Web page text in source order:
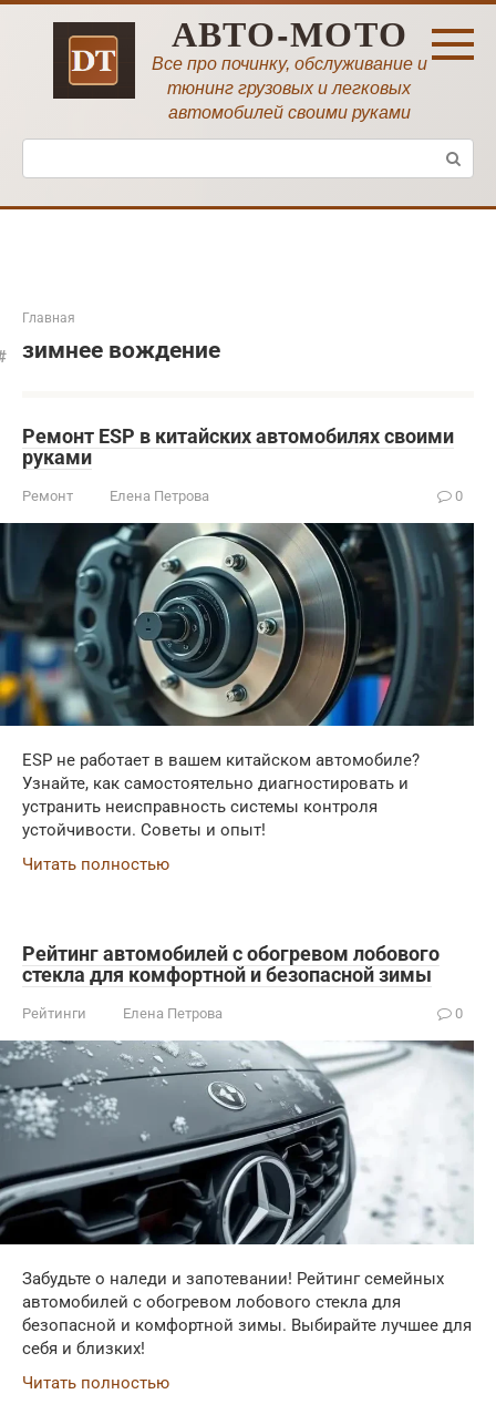
Перейти
АВТО-МОТО
Все про починку, обслуживание и
тюнинг грузовых и легковых
автомобилей своими руками
Поиск:
Главная
зимнее вождение
Ремонт ESP в китайских автомобилях своими
руками
Ремонт Елена Петрова 0
ESP не работает в вашем китайском автомобиле?
Узнайте, как самостоятельно диагностировать и
устранить неисправность системы контроля
устойчивости. Советы и опыт!
Читать полностью
Рейтинг автомобилей с обогревом лобового
стекла для комфортной и безопасной зимы
Рейтинги Елена Петрова 0
Забудьте о наледи и запотевании! Рейтинг семейных
автомобилей с обогревом лобового стекла для
безопасной и комфортной зимы. Выбирайте лучшее для
себя и близких!
Читать полностью